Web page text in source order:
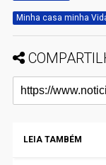
Minha casa minha
LEIA TAMBÉM